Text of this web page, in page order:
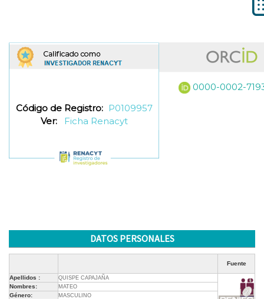
Código de Registro: P0109957
Ver:
Ficha Renacyt
0000-0002-
DATOS PERSONALES
Fuente
Apellidos : QUISPE CAPAJAÑA
Nombres: MATEO
Género: MASCULINO